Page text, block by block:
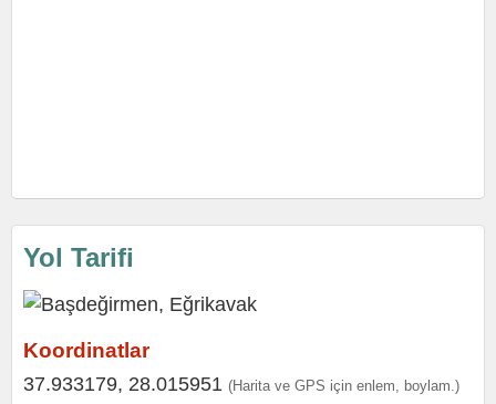
Yol Tarifi
Koordinatlar
37.933179, 28.015951 (Harita ve GPS için enlem, boylam.)